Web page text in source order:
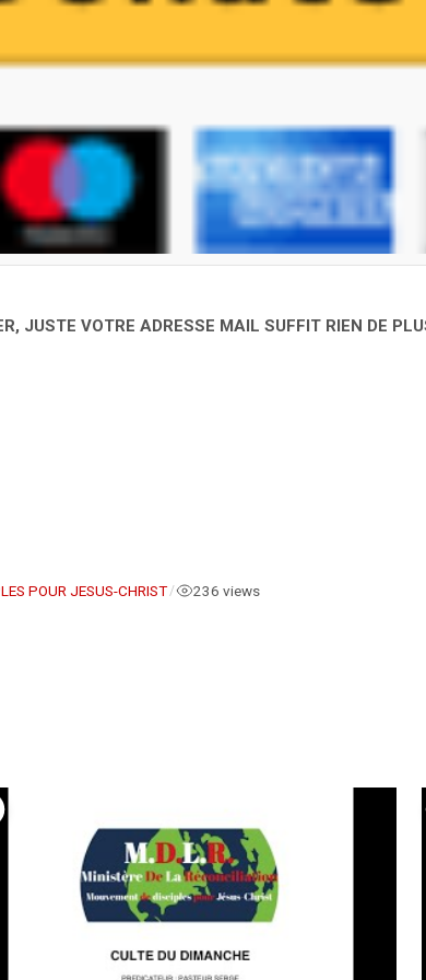
JUSTE VOTRE ADRESSE MAIL SUFFIT RIEN DE
POUR JESUS-CHRIST / 236 views